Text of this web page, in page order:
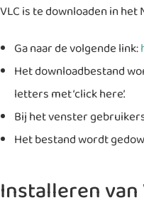
VLC is te downloaden in
Ga naar de volgende link:
Het downloadbestand
letters met ‘click here’.
Bij het venster
Het bestand wordt
Installeren van